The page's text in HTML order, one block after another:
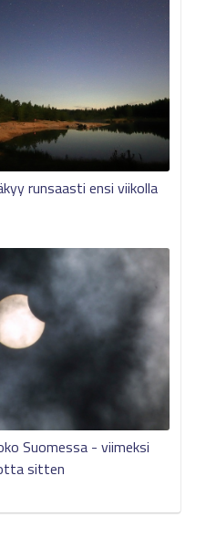
runsaasti ensi viikolla
Suomessa - viimeksi
sitten